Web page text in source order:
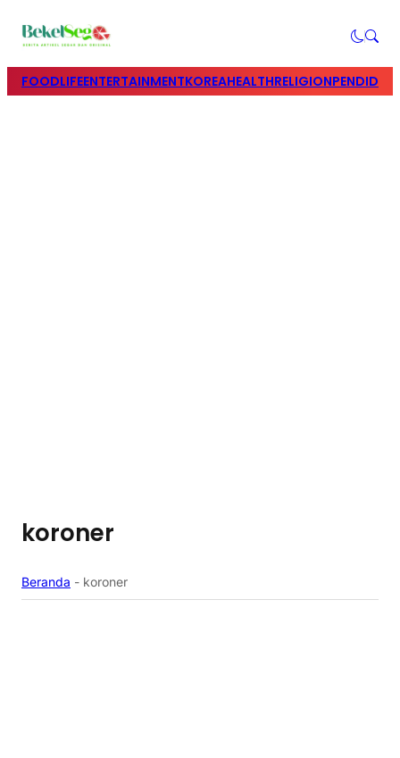
FOODLIFEENTERTAINMENTKOREAHEALTHRELIGION
koroner
Beranda - koroner